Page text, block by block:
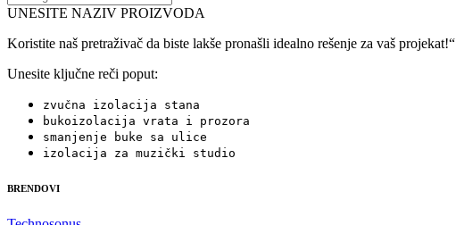
UNESITE NAZIV PROIZVODA
Koristite naš pretraživač da biste lakše pronašli idealno rešenje za vaš projekat!“
Unesite ključne reči poput:
zvučna izolacija stana
bukoizolacija vrata i prozora
smanjenje buke sa ulice
izolacija za muzički studio
BRENDOVI